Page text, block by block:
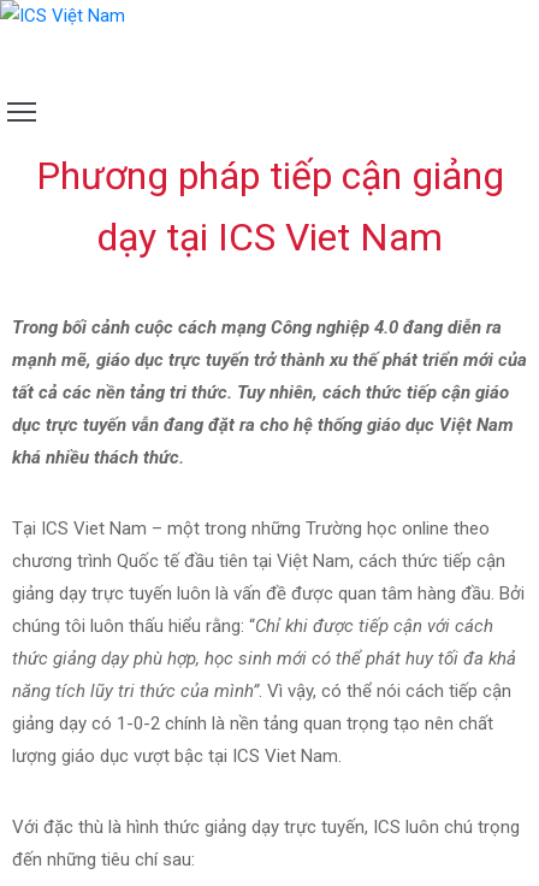
ĐÀO
TẠO
VẤN
TUYỂN
SINH
TIN
TỨC
HỆ
Phương pháp tiếp cận giảng
dạy tại ICS Viet Nam
Trong bối cảnh cuộc cách mạng Công nghiệp 4.0 đang diễn ra
mạnh mẽ, giáo dục trực tuyến trở thành xu thế phát triển mới của
tất cả các nền tảng tri thức. Tuy nhiên, cách thức tiếp cận giáo
dục trực tuyến vẫn đang đặt ra cho hệ thống giáo dục Việt Nam
khá nhiều thách thức.
Tại ICS Viet Nam – một trong những Trường học online theo
chương trình Quốc tế đầu tiên tại Việt Nam, cách thức tiếp cận
giảng dạy trực tuyến luôn là vấn đề được quan tâm hàng đầu. Bởi
chúng tôi luôn thấu hiểu rằng: “Chỉ khi được tiếp cận với cách
thức giảng dạy phù hợp, học sinh mới có thể phát huy tối đa khả
năng tích lũy tri thức của mình”. Vì vậy, có thể nói cách tiếp cận
giảng dạy có 1-0-2 chính là nền tảng quan trọng tạo nên chất
lượng giáo dục vượt bậc tại ICS Viet Nam.
Với đặc thù là hình thức giảng dạy trực tuyến, ICS luôn chú trọng
đến những tiêu chí sau: